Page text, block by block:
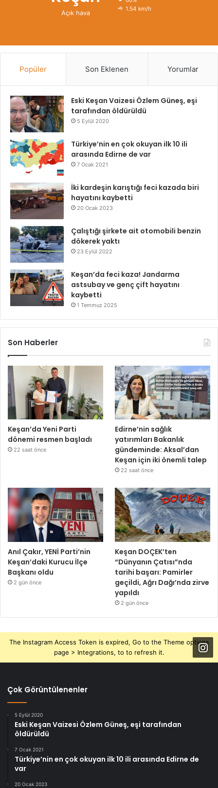
Açık hava
1.54 km/h
Popüler Son Eklenen Yorumlar
Eski Keşan Vaizesi Özlem Güneş, eşi
tarafından öldürüldü
5 Eylül 2020
Türkiye’nin en çok okuyan ilk 10 ili
arasında Edirne de var
7 Ocak 2021
İki kardeşin karıştığı feci kazada biri
hayatını kaybetti
20 Ocak 2023
Çalıştığı şirkete ait otomobili benzin
dökerek yaktı
23 Eylül 2022
Keşan’da feci kaza! Jandarma
astsubay ve genç çift hayatını
kaybetti
1 Temmuz 2025
Son Haberler
Keşan’da Yeni Parti
dönemi resmen başladı
22 saat önce
Edirne’nin sağlık
yatırımları Bakanlık
gündeminde: Aksal’dan
Keşan için iki önemli talep
22 saat önce
Anıl Çakır, YENİ Parti’nin
Keşan’daki Kurucu İlçe
Başkanı oldu
2 gün önce
Keşan DOÇEK’ten
“Dünyanın Çatısı”nda
tarihi başarı: Pamirler
geçildi, Ağrı Dağı’nda zirve
yapıldı
2 gün önce
The Instagram Access Token is expired, Go to the Theme options
page > Integrations, to to refresh it.
Çok Görüntülenenler
5 Eylül 2020
Eski Keşan Vaizesi Özlem Güneş, eşi tarafından
öldürüldü
7 Ocak 2021
Türkiye’nin en çok okuyan ilk 10 ili arasında Edirne de
var
20 Ocak 2023